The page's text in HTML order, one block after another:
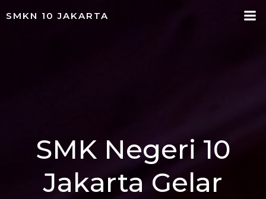
SMKN 10 JAKARTA
SMK Negeri 10
Jakarta Gelar